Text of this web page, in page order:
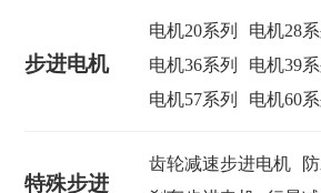
步进电机
电机20系列 电机28系
电机36系列
电机39系
电机57系列
电机60系
特殊步进
齿轮减速步进电机